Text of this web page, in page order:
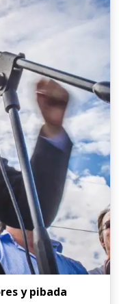
y pibada